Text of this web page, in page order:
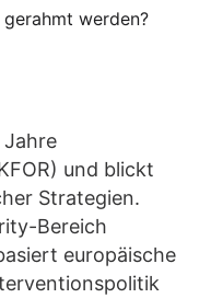
werden?
Jahre
und blickt
Strategien.
Bereich
europäische